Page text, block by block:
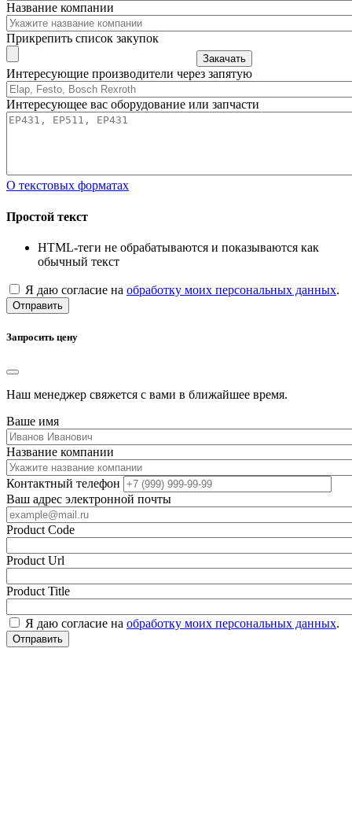
Название компании
Прикрепить список закупок
Закачать
Интересующие производители через запятую
Интересующее вас оборудование или запчасти
О текстовых форматах
Простой текст
HTML-теги не обрабатываются и показываются как
обычный текст
Я даю согласие на обработку моих персональных данных.
Отправить
Запросить цену
Наш менеджер свяжется с вами в ближайшее время.
Ваше имя
Название компании
Контактный телефон
Ваш адрес электронной почты
Product Code
Product Url
Product Title
Я даю согласие на обработку моих персональных данных.
Отправить